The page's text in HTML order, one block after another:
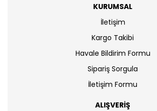
KURUMSAL
İletişim
Kargo Takibi
Havale Bildirim Formu
Sipariş Sorgula
İletişim Formu
ALIŞVERİŞ